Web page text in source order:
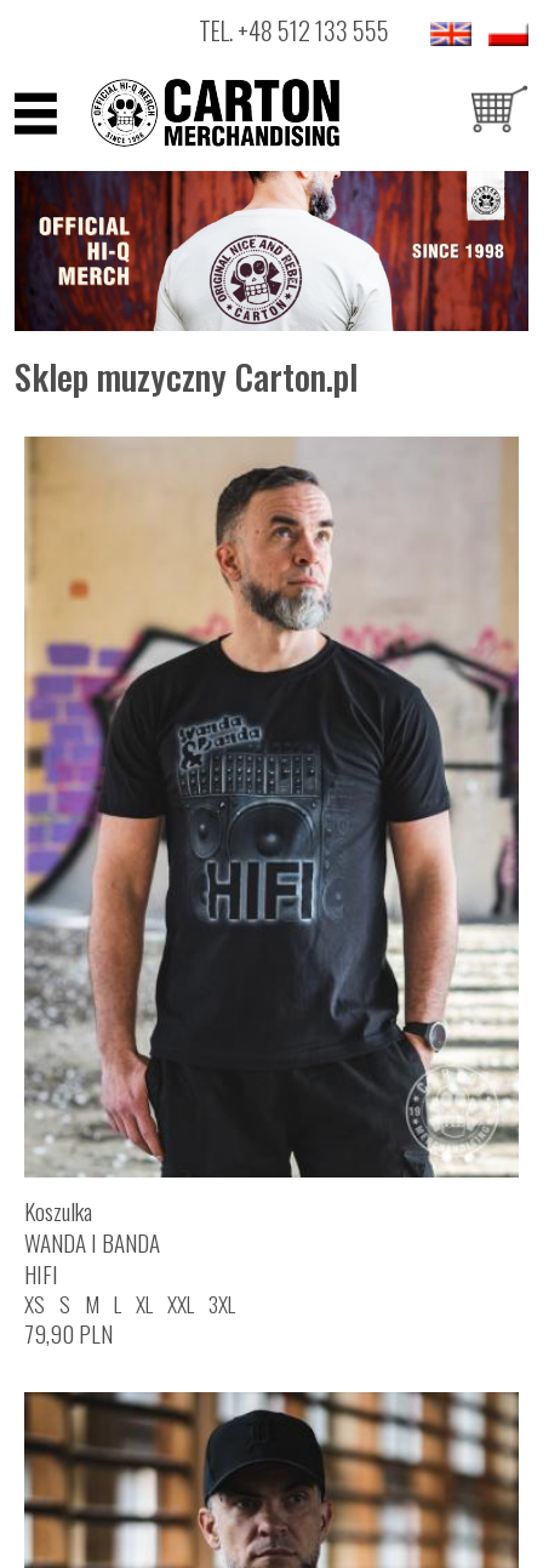
TEL.+48 512 133 555
ARTYŚCI
PRODUKTY
OUTLET
Sklep muzyczny Carton.pl
Koszulka
WANDA I BANDA
HIFI
XS S M L XL XXL 3XL
79,90 PLN